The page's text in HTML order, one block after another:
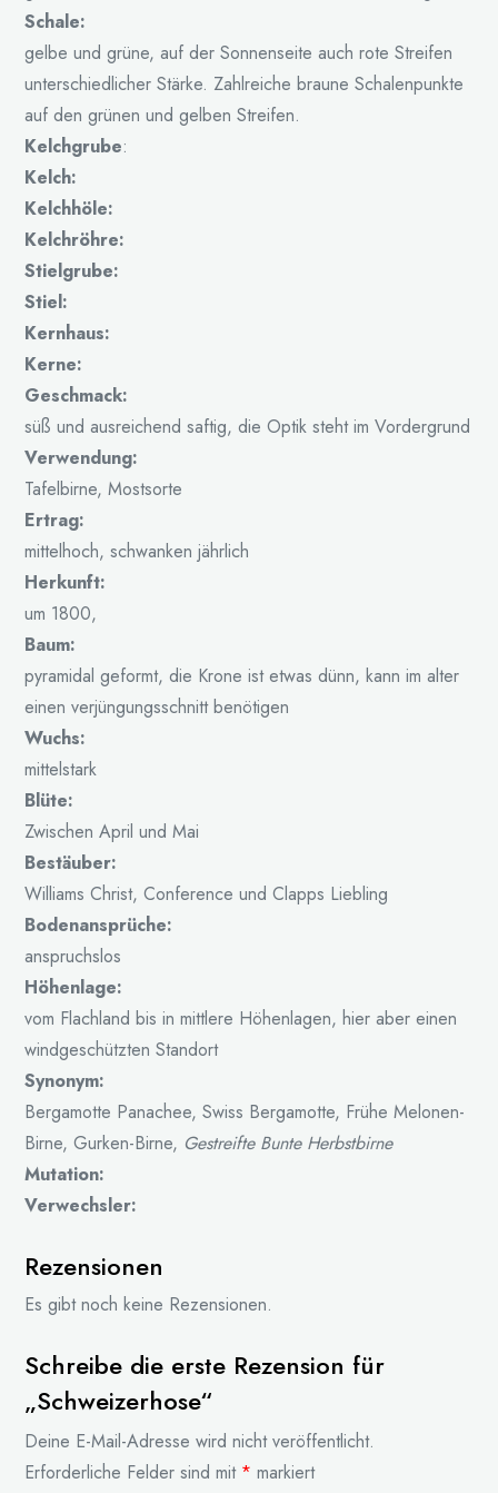
Schale:
gelbe und grüne, auf der Sonnenseite auch rote Streifen
unterschiedlicher Stärke. Zahlreiche braune Schalenpunkte
auf den grünen und gelben Streifen.
Kelchgrube:
Kelch:
Kelchhöle:
Kelchröhre:
Stielgrube:
Stiel:
Kernhaus:
Kerne:
Geschmack:
süß und ausreichend saftig, die Optik steht im Vordergrund
Verwendung:
Tafelbirne, Mostsorte
Ertrag:
mittelhoch, schwanken jährlich
Herkunft:
um 1800,
Baum:
pyramidal geformt, die Krone ist etwas dünn, kann im alter
einen verjüngungsschnitt benötigen
Wuchs:
mittelstark
Blüte:
Zwischen April und Mai
Bestäuber:
Williams Christ, Conference und Clapps Liebling
Bodenansprüche:
anspruchslos
Höhenlage:
vom Flachland bis in mittlere Höhenlagen, hier aber einen
windgeschützten Standort
Synonym:
Bergamotte Panachee, Swiss Bergamotte, Frühe Melonen-
Birne, Gurken-Birne, Gestreifte Bunte Herbstbirne
Mutation:
Verwechsler:
Rezensionen
Es gibt noch keine Rezensionen.
Schreibe die erste Rezension für
„Schweizerhose“
Deine E-Mail-Adresse wird nicht veröffentlicht.
Erforderliche Felder sind mit * markiert